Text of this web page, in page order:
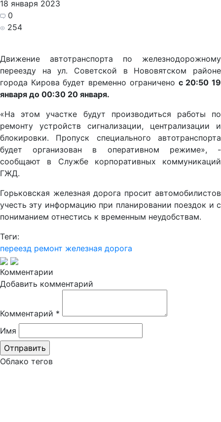
18 января 2023
0
254
Движение автотранспорта по железнодорожному
переезду на ул. Советской в Нововятском районе
города Кирова будет временно ограничено с 20:50 19
января до 00:30 20 января.
«На этом участке будут производиться работы по
ремонту устройств сигнализации, централизации и
блокировки. Пропуск специального автотранспорта
будет организован в оперативном режиме», -
сообщают в Службе корпоративных коммуникаций
ГЖД.
Горьковская железная дорога просит автомобилистов
учесть эту информацию при планировании поездок и с
пониманием отнестись к временным неудобствам.
Теги:
переезд ремонт железная дорога
Комментарии
Добавить комментарий
Комментарий *
Имя
Облако тегов